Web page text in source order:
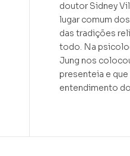
doutor Sidney
lugar comum
das tradições
todo. Na
Jung nos
presenteia e
entendimento